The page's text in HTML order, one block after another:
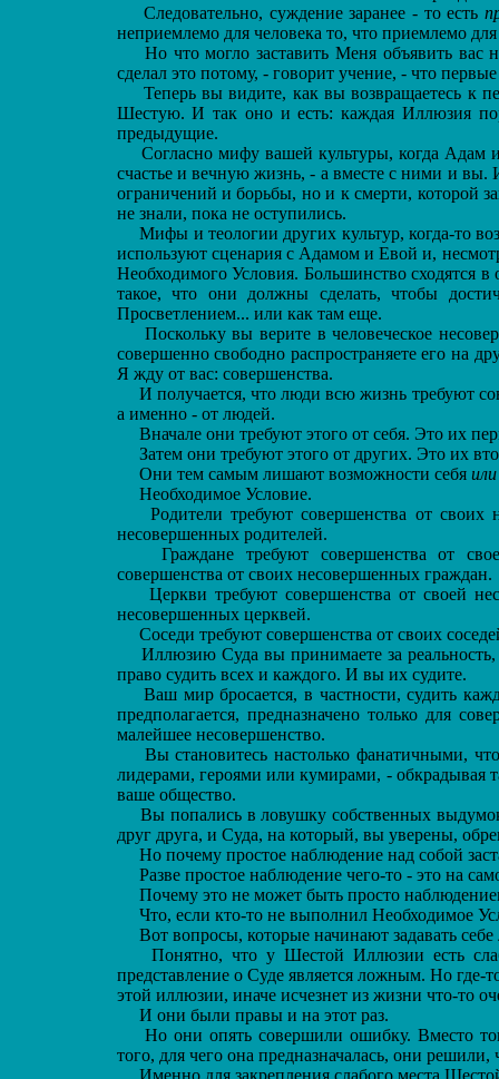
Следовательно, суждение заранее - то есть
неприемлемо для человека то, что приемлемо для
Но что могло заставить Меня объявить вас
сделал это потому, - говорит учение, - что
Теперь вы видите, как вы возвращаетесь к
Шестую. И так оно и есть: каждая Иллюзия
предыдущие.
Согласно мифу вашей культуры, когда Адам
счастье и вечную жизнь, - а вместе с ними и
ограничений и борьбы, но и к смерти, которой
не знали, пока не оступились.
Мифы и теологии других культур, когда-то
используют сценария с Адамом и Евой и,
Необходимого Условия. Большинство сходятся
такое, что они должны сделать, чтобы
Просветлением... или как там еще.
Поскольку вы верите в человеческое
совершенно свободно распространяете его на
Я жду от вас: совершенства.
И получается, что люди всю жизнь требуют
а именно - от людей.
Вначале они требуют этого от себя. Это их
Затем они требуют этого от других. Это их
Они тем самым лишают возможности себя или
Необходимое Условие.
Родители требуют совершенства от своих
несовершенных родителей.
Граждане требуют совершенства от
совершенства от своих несовершенных граждан.
Церкви требуют совершенства от своей
несовершенных церквей.
Соседи требуют совершенства от своих
Иллюзию Суда вы принимаете за реальность,
право судить всех и каждого. И вы их судите.
Ваш мир бросается, в частности, судить
предполагается, предназначено только для
малейшее несовершенство.
Вы становитесь настолько фанатичными,
лидерами, героями или кумирами, - обкрадывая
ваше общество.
Вы попались в ловушку собственных
друг друга, и Суда, на который, вы уверены,
Но почему простое наблюдение над собой
Разве простое наблюдение чего-то - это на
Почему это не может быть просто
Что, если кто-то не выполнил Необходимое
Вот вопросы, которые начинают задавать
Понятно, что у Шестой Иллюзии есть
представление о Суде является ложным. Но
этой иллюзии, иначе исчезнет из жизни что-то
И они были правы и на этот раз.
Но они опять совершили ошибку. Вместо
того, для чего она предназначалась, они
Именно для закрепления слабого места